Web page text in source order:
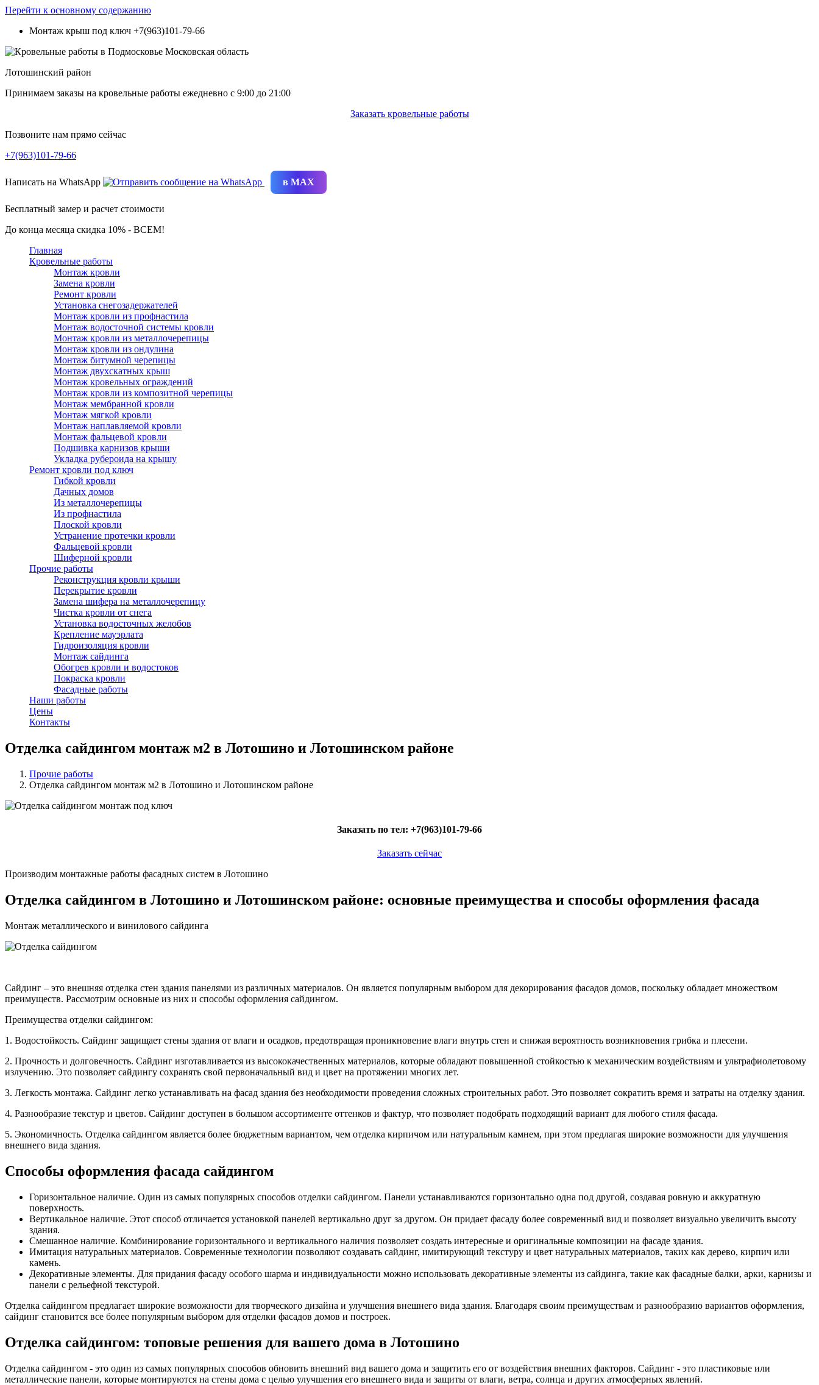
Перейти к основному содержанию
Монтаж крыш под ключ +7(963)101-79-66
Лотошинский район
Принимаем заказы на кровельные работы ежедневно c 9:00 до 21:00
Заказать кровельные работы
Позвоните нам прямо сейчас
+7(963)101-79-66
Написать на WhatsApp в MAX
Бесплатный замер и расчет стоимости
До конца месяца скидка 10% - ВСЕМ!
Главная
Кровельные работы
Монтаж кровли
Замена кровли
Ремонт кровли
Установка снегозадержателей
Монтаж кровли из профнастила
Монтаж водосточной системы кровли
Монтаж кровли из металлочерепицы
Монтаж кровли из ондулина
Монтаж битумной черепицы
Монтаж двухскатных крыш
Монтаж кровельных ограждений
Монтаж кровли из композитной черепицы
Монтаж мембранной кровли
Монтаж мягкой кровли
Монтаж наплавляемой кровли
Монтаж фальцевой кровли
Подшивка карнизов крыши
Укладка рубероида на крышу
Ремонт кровли под ключ
Гибкой кровли
Дачных домов
Из металлочерепицы
Из профнастила
Плоской кровли
Устранение протечки кровли
Фальцевой кровли
Шиферной кровли
Прочие работы
Реконструкция кровли крыши
Перекрытие кровли
Замена шифера на металлочерепицу
Чистка кровли от снега
Установка водосточных желобов
Крепление мауэрлата
Гидроизоляция кровли
Монтаж сайдинга
Обогрев кровли и водостоков
Покраска кровли
Фасадные работы
Наши работы
Цены
Контакты
Отделка сайдингом монтаж м2 в Лотошино и Лотошинском районе
Прочие работы
Отделка сайдингом монтаж м2 в Лотошино и Лотошинском районе
Заказать по тел: +7(963)101-79-66
Заказать сейчас
Производим монтажные работы фасадных систем в Лотошино
Отделка сайдингом в Лотошино и Лотошинском районе: основные преимущества и способы оформления фасада
Монтаж металлического и винилового сайдинга
Сайдинг – это внешняя отделка стен здания панелями из различных материалов. Он является популярным выбором для декорирования фасадов домов, поскольку обладает множеством
преимуществ. Рассмотрим основные из них и способы оформления сайдингом.
Преимущества отделки сайдингом:
1. Водостойкость. Сайдинг защищает стены здания от влаги и осадков, предотвращая проникновение влаги внутрь стен и снижая вероятность возникновения грибка и плесени.
2. Прочность и долговечность. Сайдинг изготавливается из высококачественных материалов, которые обладают повышенной стойкостью к механическим воздействиям и ультрафиолетовому
излучению. Это позволяет сайдингу сохранять свой первоначальный вид и цвет на протяжении многих лет.
3. Легкость монтажа. Сайдинг легко устанавливать на фасад здания без необходимости проведения сложных строительных работ. Это позволяет сократить время и затраты на отделку здания.
4. Разнообразие текстур и цветов. Сайдинг доступен в большом ассортименте оттенков и фактур, что позволяет подобрать подходящий вариант для любого стиля фасада.
5. Экономичность. Отделка сайдингом является более бюджетным вариантом, чем отделка кирпичом или натуральным камнем, при этом предлагая широкие возможности для улучшения
внешнего вида здания.
Способы оформления фасада сайдингом
Горизонтальное наличие. Один из самых популярных способов отделки сайдингом. Панели устанавливаются горизонтально одна под другой, создавая ровную и аккуратную
поверхность.
Вертикальное наличие. Этот способ отличается установкой панелей вертикально друг за другом. Он придает фасаду более современный вид и позволяет визуально увеличить высоту
здания.
Смешанное наличие. Комбинирование горизонтального и вертикального наличия позволяет создать интересные и оригинальные композиции на фасаде здания.
Имитация натуральных материалов. Современные технологии позволяют создавать сайдинг, имитирующий текстуру и цвет натуральных материалов, таких как дерево, кирпич или
камень.
Декоративные элементы. Для придания фасаду особого шарма и индивидуальности можно использовать декоративные элементы из сайдинга, такие как фасадные балки, арки, карнизы и
панели с рельефной текстурой.
Отделка сайдингом предлагает широкие возможности для творческого дизайна и улучшения внешнего вида здания. Благодаря своим преимуществам и разнообразию вариантов оформления,
сайдинг становится все более популярным выбором для отделки фасадов домов и построек.
Отделка сайдингом: топовые решения для вашего дома в Лотошино
Отделка сайдингом - это один из самых популярных способов обновить внешний вид вашего дома и защитить его от воздействия внешних факторов. Сайдинг - это пластиковые или
металлические панели, которые монтируются на стены дома с целью улучшения его внешнего вида и защиты от влаги, ветра, солнца и других атмосферных явлений.